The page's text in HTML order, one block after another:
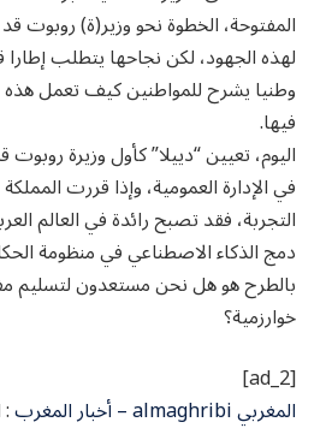
المفتوحة، الخطوة نحو وزير(ة) روبوت
لهذه الجهود، لكن نجاحها يتطلب إطارا
وطنيا يشرح للمواطنين كيف تعمل
فيها.
اليوم، تعيين “دييلا” كأول وزيرة
في الإدارة العمومية، وإذا قررت
التجربة، فقد تصبح رائدة في العالم
دمج الذكاء الاصطناعي في منظومة
بالطرح هو هل نحن مستعدون لتسليم
خوارزمية؟
[ad_2]
المغربي almaghribi – أخبار المغرب :